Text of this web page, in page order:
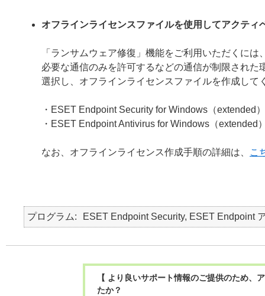
オフラインライセンスファイルを使用してアクティ
「ランサムウェア修復」機能をご利用いただくに
必要な通信のみを許可するなどの通信が制限され
選択し、オフラインライセンスファイルを作成して
・ESET Endpoint Security for Windows（extended）
・ESET Endpoint Antivirus for Windows（extended
なお、オフラインライセンス作成手順の詳細は、 こ
プログラム ESET Endpoint Security, ESET Endpoint
【 より良いサポート情報のご提供のため
たか？